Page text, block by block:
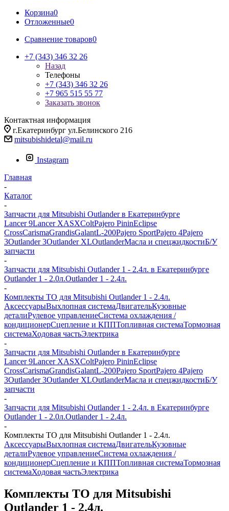
Корзина0
Отложенные0
Сравнение товаров0
+7 (343) 346 32 26
Назад
Телефоны
+7 (343) 346 32 26
+7 965 515 55 77
Заказать звонок
Контактная информация
г.Екатеринбург ул.Белинского 216
mitsubishidetal@mail.ru
Instagram
Главная
-
Каталог
-
Запчасти для Mitsubishi Outlander в Екатеринбурге
Lancer 9Lancer XASXColtPajero PininEclipse
CrossCarismaGrandisGalantL-200Pajero SportPajero 4Pajero
3Outlander 3Outlander XLOutlanderМасла и спецжидкостиБ/У
запчасти
-
Запчасти для Mitsubishi Outlander 1 - 2.4л. в Екатеринбурге
Outlander 1 - 2.0л.Outlander 1 - 2.4л.
-
Комплекты ТО для Mitsubishi Outlander 1 - 2.4л.
АксессуарыВыхлопная системаДвигательКузовные
деталиРулевое управлениеСистема охлаждения /
кондиционерСцепление и КППТопливная системаТормозная
системаХодовая частьЭлектрика
-
Запчасти для Mitsubishi Outlander в Екатеринбурге
Lancer 9Lancer XASXColtPajero PininEclipse
CrossCarismaGrandisGalantL-200Pajero SportPajero 4Pajero
3Outlander 3Outlander XLOutlanderМасла и спецжидкостиБ/У
запчасти
-
Запчасти для Mitsubishi Outlander 1 - 2.4л. в Екатеринбурге
Outlander 1 - 2.0л.Outlander 1 - 2.4л.
-
Комплекты ТО для Mitsubishi Outlander 1 - 2.4л.
АксессуарыВыхлопная системаДвигательКузовные
деталиРулевое управлениеСистема охлаждения /
кондиционерСцепление и КППТопливная системаТормозная
системаХодовая частьЭлектрика
Комплекты ТО для Mitsubishi
Outlander 1 - 2.4л.